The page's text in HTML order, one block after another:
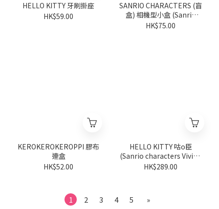
HELLO KITTY 牙刷掛座
HK$59.00
SANRIO CHARACTERS (盲
盒) 相機型小盒 (Sanrio
characters Vivitix 系列)
HK$75.00
KEROKEROKEROPPI 膠布
連盒
HK$52.00
HELLO KITTY 咕o臣
(Sanrio characters Vivitix
系列)
HK$289.00
1 2 3 4 5 »